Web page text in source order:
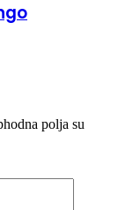
polja su